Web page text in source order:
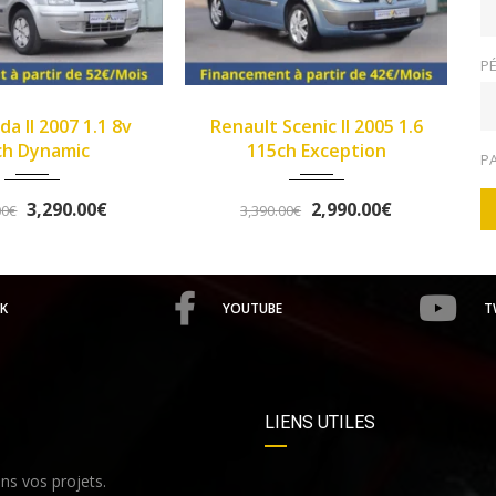
149933
Scenic II 2005 1.6
115ch Exception
3,390.00€ 2,990.00€
102345
>Opel Corsa IV 2013 1.2
Twinport 85ch Graphite
5,758.00€ 5,490.00€
YOUTUBE
vos projets.
LIENS UTILES